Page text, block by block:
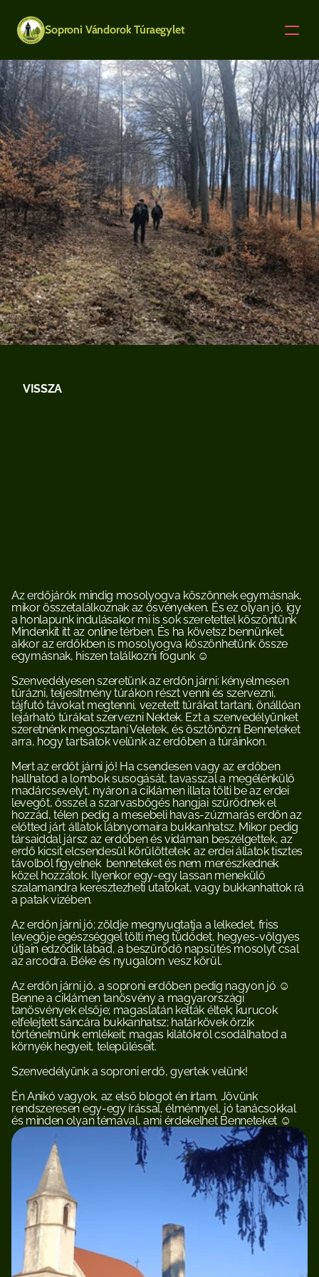
Soproni Vándorok Túraegylet
VISSZA
szerencsét!
Az erdőjárók mindig mosolyogva köszönnek egymásnak,
mikor összetalálkoznak az ösvényeken. És ez olyan jó, így
a honlapunk indulásakor mi is sok szeretettel köszöntünk
Mindenkit itt az online térben. És ha követsz bennünket,
akkor az erdőkben is mosolyogva köszönhetünk össze
egymásnak, hiszen találkozni fogunk ☺
Szenvedélyesen szeretünk az erdőn járni: kényelmesen
túrázni, teljesítmény túrákon részt venni és szervezni,
tájfutó távokat megtenni, vezetett túrákat tartani, önállóan
lejárható túrákat szervezni Nektek. Ezt a szenvedélyünket
szeretnénk megosztani Veletek, és ösztönözni Benneteket
arra, hogy tartsatok velünk az erdőben a túráinkon.
Mert az erdőt járni jó! Ha csendesen vagy az erdőben
hallhatod a lombok susogását, tavasszal a megélénkülő
madárcsevelyt, nyáron a ciklámen illata tölti be az erdei
levegőt, ősszel a szarvasbőgés hangjai szűrődnek el
hozzád, télen pedig a mesebeli havas-zúzmarás erdőn az
előtted járt állatok lábnyomaira bukkanhatsz. Mikor pedig
társaiddal jársz az erdőben és vidáman beszélgettek, az
erdő kicsit elcsendesül körülöttetek: az erdei állatok tisztes
távolból figyelnek  benneteket és nem merészkednek
közel hozzátok. Ilyenkor egy-egy lassan menekülő
szalamandra keresztezheti utatokat, vagy bukkanhattok rá
a patak vizében.
Az erdőn járni jó; zöldje megnyugtatja a lelkedet, friss
levegője egészséggel tölti meg tüdődet, hegyes-völgyes
útjain edződik lábad, a beszűrődő napsütés mosolyt csal
az arcodra. Béke és nyugalom vesz körül.
Az erdőn járni jó, a soproni erdőben pedig nagyon jó ☺
Benne a ciklámen tanösvény a magyarországi
tanösvények elsője; magaslatán kelták éltek; kurucok
elfelejtett sáncára bukkanhatsz; határkövek őrzik
történelmünk emlékeit; magas kilátókról csodálhatod a
környék hegyeit, településeit.
Szenvedélyünk a soproni erdő, gyertek velünk!
Én Anikó vagyok, az első blogot én írtam. Jövünk
rendszeresen egy-egy írással, élménnyel, jó tanácsokkal
és minden olyan témával, ami érdekelhet Benneteket ☺